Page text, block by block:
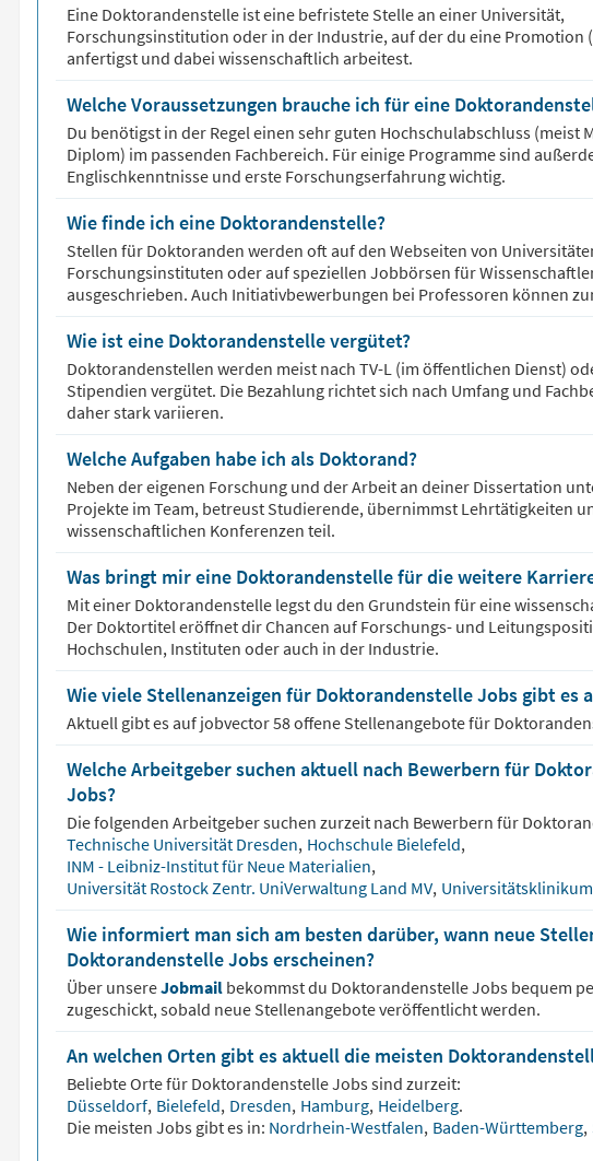
Eine Doktorandenstelle ist eine befristete Stelle an einer Universität,
Forschungsinstitution oder in der Industrie, auf der du eine Promotion
anfertigst und dabei wissenschaftlich arbeitest.
Welche Voraussetzungen brauche ich für eine
Du benötigst in der Regel einen sehr guten Hochschulabschluss (meist
Diplom) im passenden Fachbereich. Für einige Programme sind
Englischkenntnisse und erste Forschungserfahrung wichtig.
Wie finde ich eine Doktorandenstelle?
Stellen für Doktoranden werden oft auf den Webseiten von
Forschungsinstituten oder auf speziellen Jobbörsen für
ausgeschrieben. Auch Initiativbewerbungen bei Professoren können
Wie ist eine Doktorandenstelle vergütet?
Doktorandenstellen werden meist nach TV-L (im öffentlichen Dienst)
Stipendien vergütet. Die Bezahlung richtet sich nach Umfang und
daher stark variieren.
Welche Aufgaben habe ich als Doktorand?
Neben der eigenen Forschung und der Arbeit an deiner Dissertation
Projekte im Team, betreust Studierende, übernimmst Lehrtätigkeiten
wissenschaftlichen Konferenzen teil.
Was bringt mir eine Doktorandenstelle für die weitere
Mit einer Doktorandenstelle legst du den Grundstein für eine
Der Doktortitel eröffnet dir Chancen auf Forschungs- und
Hochschulen, Instituten oder auch in der Industrie.
Wie viele Stellenanzeigen für Doktorandenstelle Jobs gibt es
Aktuell gibt es auf jobvector58offene Stellenangebote für
Welche Arbeitgeber suchen aktuell nach Bewerbern für
Jobs?
Die folgenden Arbeitgeber suchen zurzeit nach Bewerbern für
Technische Universität Dresden, Hochschule Bielefeld,
INM - Leibniz-Institut für Neue Materialien,
Universität Rostock Zentr. UniVerwaltung Land MV,
Wie informiert man sich am besten darüber, wann neue
Doktorandenstelle Jobs erscheinen?
Über unsereJobmail bekommst du DoktorandenstelleJobs bequem
zugeschickt, sobald neue Stellenangebote veröffentlicht werden.
An welchen Orten gibt es aktuell die meisten
Beliebte Orte für DoktorandenstelleJobs sind zurzeit:
Düsseldorf, Bielefeld, Dresden, Hamburg, Heidelberg.
Die meisten Jobs gibt es in: Nordrhein-Westfalen, Baden-Württemberg,